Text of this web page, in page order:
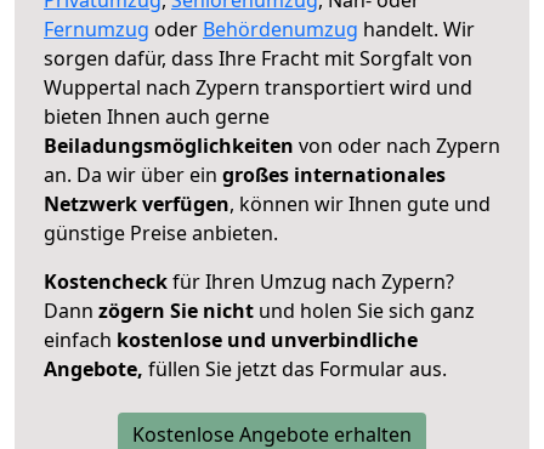
Fernumzug oder Behördenumzug handelt. Wir
sorgen dafür, dass Ihre Fracht mit Sorgfalt von
Wuppertal nach Zypern transportiert wird und
bieten Ihnen auch gerne
Beiladungsmöglichkeiten von oder nach Zypern
an. Da wir über ein großes internationales
Netzwerk verfügen, können wir Ihnen gute und
günstige Preise anbieten.
Kostencheckfür Ihren Umzug nach Zypern?
Dann zögern Sie nicht und holen Sie sich ganz
einfach kostenlose und unverbindliche
Angebote, füllen Sie jetzt das Formular aus.
Kostenlose Angebote erhalten